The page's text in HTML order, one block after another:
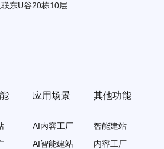
东U谷20栋10层
应用场景
AI内容工厂
AI智能建站
其他功能
智能建站
内容工厂